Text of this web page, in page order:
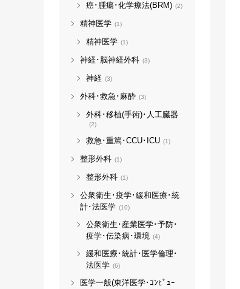
癌･腫瘍･化学療法(BRM) (2)
精神医学 (1)
精神医学 (1)
神経･脳神経外科 (3)
神経 (3)
外科･救急･麻酔 (3)
外科･移植(手術)･人工臓器
(2)
救急･重篤･CCU･ICU (1)
整形外科 (1)
整形外科 (1)
公衆衛生･疫学･緩和医療･統
計･法医学 (10)
公衆衛生･産業医学･予防･
疫学･伝染病･環境 (4)
緩和医療･統計･医学倫理･
法医学 (6)
医学一般(東洋医学･ｺﾝﾋﾟｭｰ